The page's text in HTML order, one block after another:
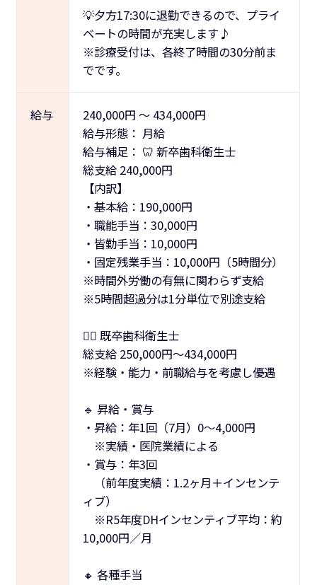
💡夕方17:30に退勤できるので、プライ
ベートの時間が充実します♪
※診療受付は、各終了時間の30分前ま
でです。
給与 240,000円 ～ 434,000円
給与形態： 月給
給与補足： 🦷 新卒歯科衛生士
総支給 240,000円
【内訳】
・基本給：190,000円
・職能手当：30,000円
・皆勤手当：10,000円
・固定残業手当：10,000円（5時間分）
※時間外労働の有無に関わらず支給
※5時間超過分は1分単位で別途支給
👩‍⚕️ 既卒歯科衛生士
総支給 250,000円～434,000円
※経験・能力・前職給与を考慮し優遇
🔹 昇給・賞与
・昇給：年1回（7月）0～4,000円
※実績・医院業績による
・賞与：年3回
（前年度実績：1.2ヶ月＋インセンテ
ィブ）
※R5年度DHインセンティブ平均：約
10,000円／月
🔸 各種手当